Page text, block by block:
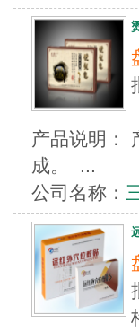
产品说明：
成。 ...
公司名称：